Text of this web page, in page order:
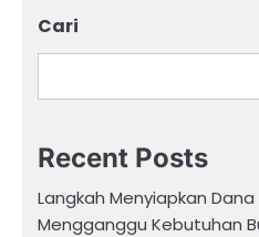
Cari
Recent Posts
Langkah Menyiapkan
Mengganggu Kebutuhan